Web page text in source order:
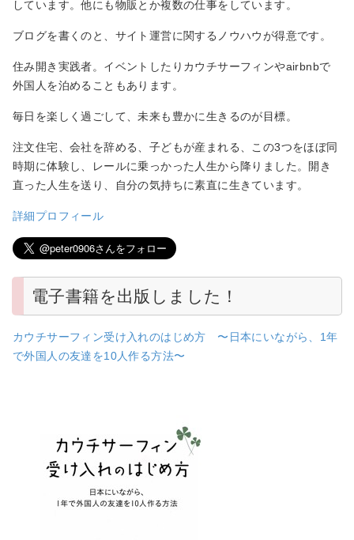
しています。他にも物販とか複数の仕事をしています。
ブログを書くのと、サイト運営に関するノウハウが得意です。
住み開き実践者。イベントしたりカウチサーフィンやairbnbで
外国人を泊めることもあります。
毎日を楽しく過ごして、未来も豊かに生きるのが目標。
注文住宅、会社を辞める、子どもが産まれる、この3つをほぼ同
時期に体験し、レールに乗っかった人生から降りました。開き
直った人生を送り、自分の気持ちに素直に生きています。
詳細プロフィール
電子書籍を出版しました！
カウチサーフィン受け入れのはじめ方 〜日本にいながら、1年
で外国人の友達を10人作る方法〜